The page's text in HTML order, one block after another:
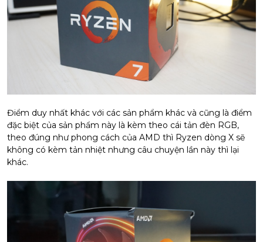
Điểm duy nhất khác với các sản phẩm khác và cũng là điểm
đặc biệt của sản phẩm này là kèm theo cái tản đèn RGB,
theo đúng như phong cách của AMD thì Ryzen dòng X sẽ
không có kèm tản nhiệt nhưng câu chuyện lần này thì lại
khác.